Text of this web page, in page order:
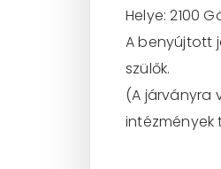
Helye: 2100
A benyújtott
szülők.
(A járványra
intézmények